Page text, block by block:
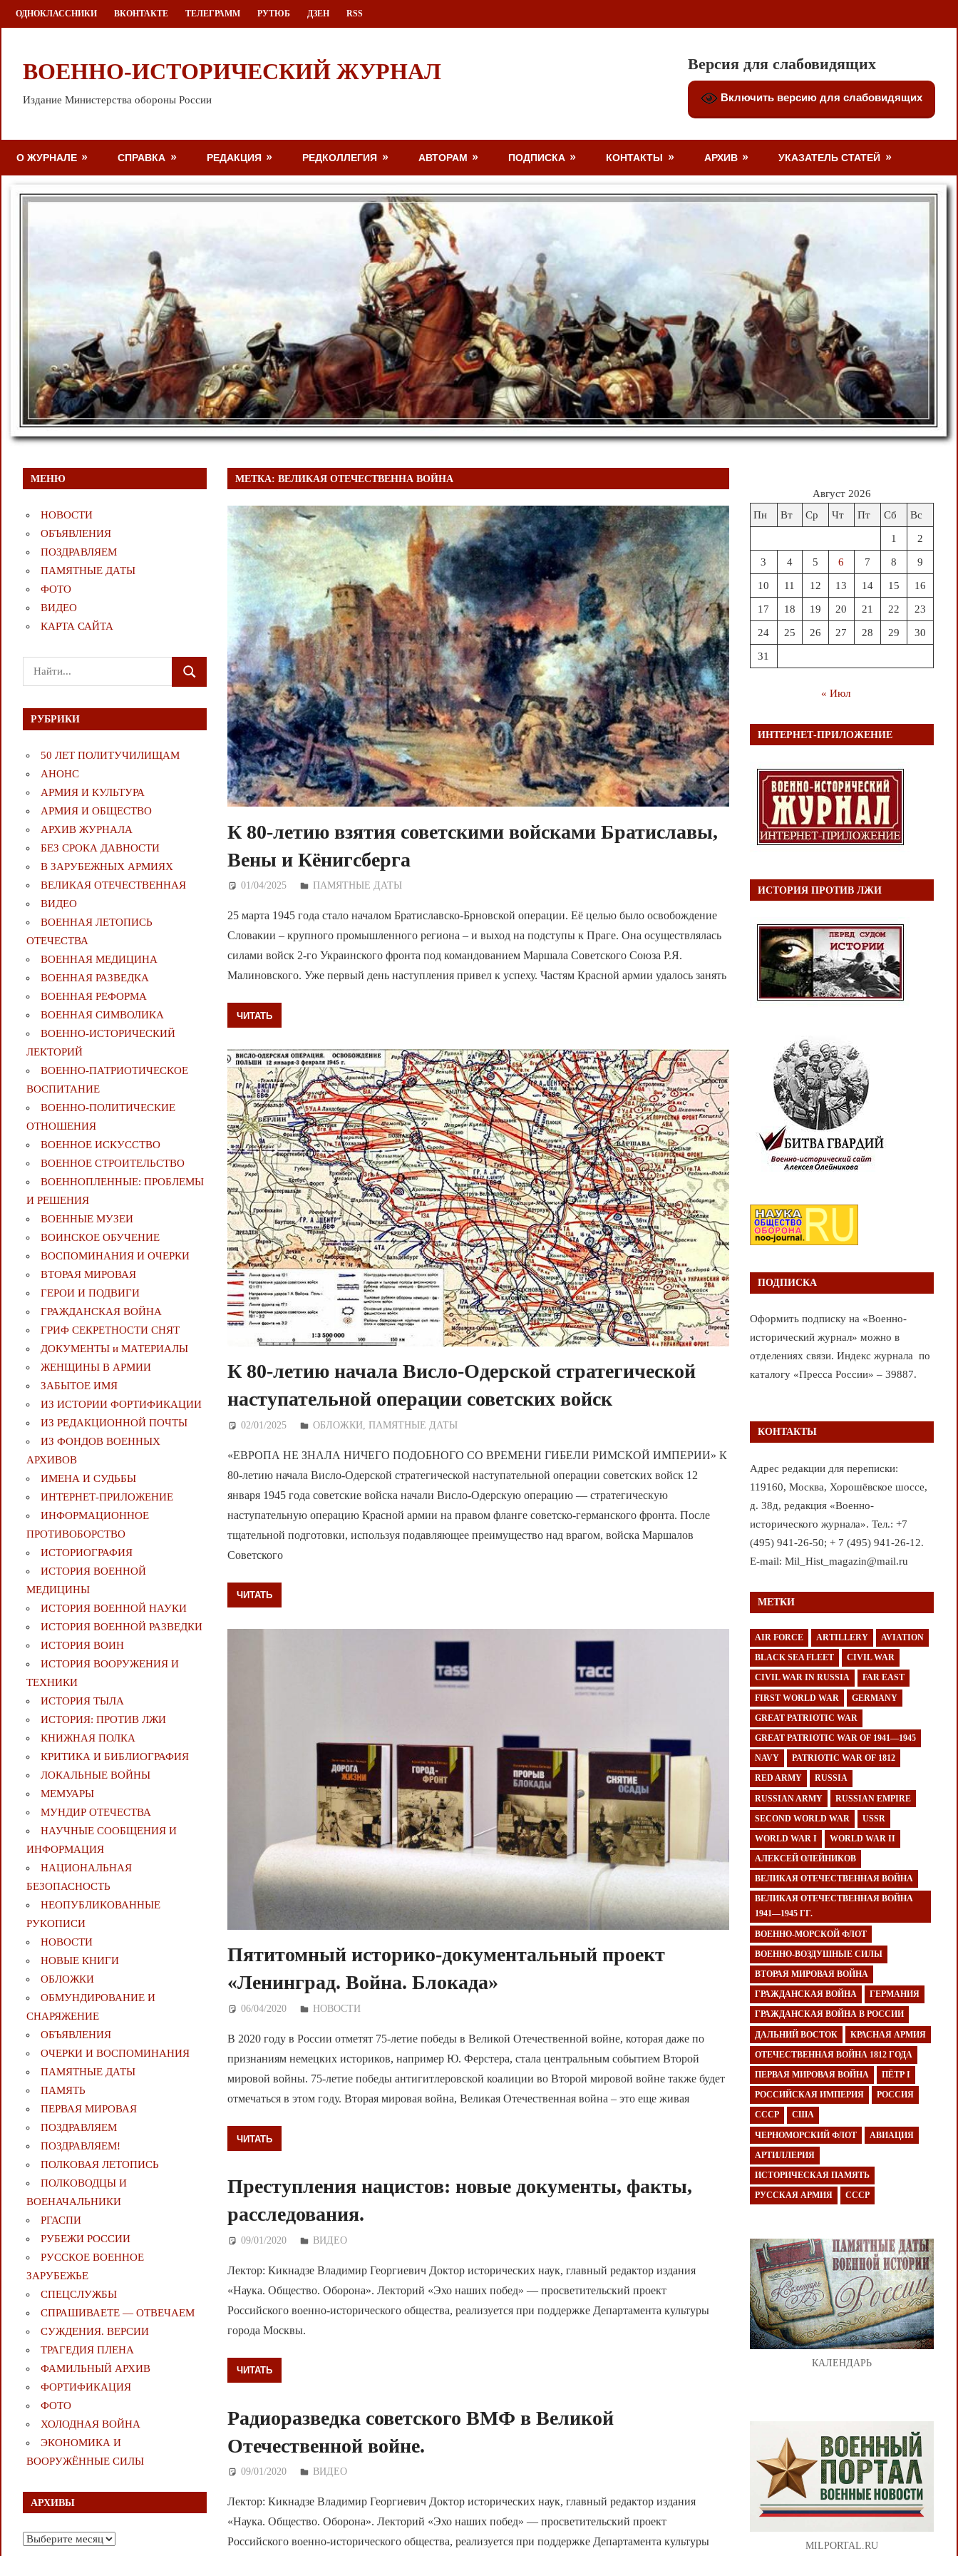
Перейти
к
ОДНОКЛАССНИКИ ВКОНТАКТЕ ТЕЛЕГРАММ РУТЮБ ДЗЕН RSS
ВОЕННО-ИСТОРИЧЕСКИЙ ЖУРНАЛ
Издание Министерства обороны России
Версия для слабовидящих
Включить версию для слабовидящих
О ЖУРНАЛЕ СПРАВКА РЕДАКЦИЯ РЕДКОЛЛЕГИЯ АВТОРАМ ПОДПИСКА КОНТАКТЫ АРХИВ УКАЗАТЕЛЬ СТАТЕЙ
МЕТКА:ВЕЛИКАЯ ОТЕЧЕСТВЕННА ВОЙНА
К 80-летию взятия советскими войсками Братиславы,
Вены и Кёнигсберга
01/04/2025 Дежурный по Редакции
ПАМЯТНЫЕ ДАТЫ
25 марта 1945 года стало началом Братиславско-Брновской операции. Её целью было освобождение
Словакии – крупного промышленного региона – и выход на подступы к Праге. Она осуществлялась
силами войск 2-го Украинского фронта под командованием Маршала Советского Союза Р.Я.
Малиновского. Уже первый день наступления привел к успеху. Частям Красной армии удалось занять
ЧИТАТЬ
К 80-летию начала Висло-Одерской стратегической
наступательной операции советских войск
02/01/2025 Дежурный по Редакции
ОБЛОЖКИ, ПАМЯТНЫЕ ДАТЫ
«ЕВРОПА НЕ ЗНАЛА НИЧЕГО ПОДОБНОГО СО ВРЕМЕНИ ГИБЕЛИ РИМСКОЙ ИМПЕРИИ» К
80-летию начала Висло-Одерской стратегической наступательной операции советских войск 12
января 1945 года советские войска начали Висло-Одерскую операцию — стратегическую
наступательную операцию Красной армии на правом фланге советско-германского фронта. После
тщательной подготовки, используя подавляющее преимущество над врагом, войска Маршалов
Советского
ЧИТАТЬ
Пятитомный историко-документальный проект
«Ленинград. Война. Блокада»
06/04/2020 Дежурный по Редакции
НОВОСТИ
В 2020 году в России отметят 75-летие победы в Великой Отечественной войне, которая даже по
признаниям немецких историков, например Ю. Ферстера, стала центральным событием Второй
мировой войны. 75-летие победы антигитлеровской коалиции во Второй мировой войне также будет
отмечаться в этом году. Вторая мировая война, Великая Отечественная война – это еще живая
ЧИТАТЬ
Преступления нацистов: новые документы, факты,
расследования.
09/01/2020 Дежурный по Редакции
ВИДЕО
Лектор: Кикнадзе Владимир Георгиевич Доктор исторических наук, главный редактор издания
«Наука. Общество. Оборона». Лекторий «Эхо наших побед» — просветительский проект
Российского военно-исторического общества, реализуется при поддержке Департамента культуры
города Москвы.
ЧИТАТЬ
Радиоразведка советского ВМФ в Великой
Отечественной войне.
09/01/2020 Дежурный по Редакции
ВИДЕО
Лектор: Кикнадзе Владимир Георгиевич Доктор исторических наук, главный редактор издания
«Наука. Общество. Оборона». Лекторий «Эхо наших побед» — просветительский проект
Российского военно-исторического общества, реализуется при поддержке Департамента культуры
МЕНЮ
НОВОСТИ
ОБЪЯВЛЕНИЯ
ПОЗДРАВЛЯЕМ
ПАМЯТНЫЕ ДАТЫ
ФОТО
ВИДЕО
КАРТА САЙТА
Поиск
для:
ПОИСК
РУБРИКИ
50 ЛЕТ ПОЛИТУЧИЛИЩАМ
АНОНС
АРМИЯ И КУЛЬТУРА
АРМИЯ И ОБЩЕСТВО
АРХИВ ЖУРНАЛА
БЕЗ СРОКА ДАВНОСТИ
В ЗАРУБЕЖНЫХ АРМИЯХ
ВЕЛИКАЯ ОТЕЧЕСТВЕННАЯ
ВИДЕО
ВОЕННАЯ ЛЕТОПИСЬ
ОТЕЧЕСТВА
ВОЕННАЯ МЕДИЦИНА
ВОЕННАЯ РАЗВЕДКА
ВОЕННАЯ РЕФОРМА
ВОЕННАЯ СИМВОЛИКА
ВОЕННО-ИСТОРИЧЕСКИЙ
ЛЕКТОРИЙ
ВОЕННО-ПАТРИОТИЧЕСКОЕ
ВОСПИТАНИЕ
ВОЕННО-ПОЛИТИЧЕСКИE
ОТНОШЕНИЯ
ВОЕННОЕ ИСКУССТВО
ВОЕННОЕ СТРОИТЕЛЬСТВО
ВОЕННОПЛЕННЫЕ: ПРОБЛЕМЫ
И РЕШЕНИЯ
ВОЕННЫЕ МУЗЕИ
ВОИНСКОЕ ОБУЧЕНИЕ
ВОСПОМИНАНИЯ И ОЧЕРКИ
ВТОРАЯ МИРОВАЯ
ГЕРОИ И ПОДВИГИ
ГРАЖДАНСКАЯ ВОЙНА
ГРИФ СЕКРЕТНОСТИ СНЯТ
ДОКУМЕНТЫ и МАТЕРИАЛЫ
ЖЕНЩИНЫ В АРМИИ
ЗАБЫТОЕ ИМЯ
ИЗ ИСТОРИИ ФОРТИФИКАЦИИ
ИЗ РЕДАКЦИОННОЙ ПОЧТЫ
ИЗ ФОНДОВ ВОЕННЫХ
АРХИВОВ
ИМЕНА И СУДЬБЫ
ИНТЕРНЕТ-ПРИЛОЖЕНИЕ
ИНФОРМАЦИОННОЕ
ПРОТИВОБОРСТВО
ИСТОРИОГРАФИЯ
ИСТОРИЯ ВОЕННОЙ
МЕДИЦИНЫ
ИСТОРИЯ ВОЕННОЙ НАУКИ
ИСТОРИЯ ВОЕННОЙ РАЗВЕДКИ
ИСТОРИЯ ВОИН
ИСТОРИЯ ВООРУЖЕНИЯ И
ТЕХНИКИ
ИСТОРИЯ ТЫЛА
ИСТОРИЯ: ПРОТИВ ЛЖИ
КНИЖНАЯ ПОЛКА
КРИТИКА И БИБЛИОГРАФИЯ
ЛОКАЛЬНЫЕ ВОЙНЫ
МЕМУАРЫ
МУНДИР ОТЕЧЕСТВА
НАУЧНЫЕ СООБЩЕНИЯ И
ИНФОРМАЦИЯ
НАЦИОНАЛЬНАЯ
БЕЗОПАСНОСТЬ
НЕОПУБЛИКОВАННЫЕ
РУКОПИСИ
НОВОСТИ
НОВЫЕ КНИГИ
ОБЛОЖКИ
ОБМУНДИРОВАНИЕ И
СНАРЯЖЕНИЕ
ОБЪЯВЛЕНИЯ
ОЧЕРКИ И ВОСПОМИНАНИЯ
ПАМЯТНЫЕ ДАТЫ
ПАМЯТЬ
ПЕРВАЯ МИРОВАЯ
ПОЗДРАВЛЯЕМ
ПОЗДРАВЛЯЕМ!
ПОЛКОВАЯ ЛЕТОПИСЬ
ПОЛКОВОДЦЫ И
ВОЕНАЧАЛЬНИКИ
РГАСПИ
РУБЕЖИ РОССИИ
РУССКОЕ ВОЕННОЕ
ЗАРУБЕЖЬЕ
СПЕЦСЛУЖБЫ
СПРАШИВАЕТЕ — ОТВЕЧАЕМ
СУЖДЕНИЯ. ВЕРСИИ
ТРАГЕДИЯ ПЛЕНА
ФАМИЛЬНЫЙ АРХИВ
ФОРТИФИКАЦИЯ
ФОТО
ХОЛОДНАЯ ВОЙНА
ЭКОНОМИКА И
ВООРУЖЁННЫЕ СИЛЫ
АРХИВЫ
Архивы
Август 2026
Пн
Вт Ср Чт Пт Сб Вс
1 2
3 4 5 6 7 8 9
10 11 12 13 14 15 16
17 18 19 20 21 22 23
24 25 26 27 28 29 30
31
« Июл
ИНТЕРНЕТ-ПРИЛОЖЕНИЕ
ИСТОРИЯ ПРОТИВ ЛЖИ
ПОДПИСКА
Оформить подписку на «Военно-
исторический журнал» можно в
отделениях связи. Индекс журнала по
каталогу «Пресса России» – 39887.
КОНТАКТЫ
Адрес редакции для переписки:
119160, Москва, Хорошёвское шоссе,
д. 38д, редакция «Военно-
исторического журнала». Тел.: +7
(495) 941-26-50; + 7 (495) 941-26-12.
E-mail: Mil_Hist_magazin@mail.ru
МЕТКИ
AIR FORCE ARTILLERY AVIATION
BLACK SEA FLEET CIVIL WAR
CIVIL WAR IN RUSSIA FAR EAST
FIRST WORLD WAR GERMANY
GREAT PATRIOTIC WAR
GREAT PATRIOTIC WAR OF 1941—1945
NAVY PATRIOTIC WAR OF 1812
RED ARMY RUSSIA
RUSSIAN ARMY RUSSIAN EMPIRE
SECOND WORLD WAR USSR
WORLD WAR I WORLD WAR II
АЛЕКСЕЙ ОЛЕЙНИКОВ
ВЕЛИКАЯ ОТЕЧЕСТВЕННАЯ ВОЙНА
ВЕЛИКАЯ ОТЕЧЕСТВЕННАЯ ВОЙНА
1941—1945 ГГ.
ВОЕННО-МОРСКОЙ ФЛОТ
ВОЕННО-ВОЗДУШНЫЕ СИЛЫ
ВТОРАЯ МИРОВАЯ ВОЙНА
ГРАЖДАНСКАЯ ВОЙНА ГЕРМАНИЯ
ГРАЖДАНСКАЯ ВОЙНА В РОССИИ
ДАЛЬНИЙ ВОСТОК КРАСНАЯ АРМИЯ
ОТЕЧЕСТВЕННАЯ ВОЙНА 1812 ГОДА
ПЕРВАЯ МИРОВАЯ ВОЙНА ПЁТР I
РОССИЙСКАЯ ИМПЕРИЯ РОССИЯ
СССР США
ЧЕРНОМОРСКИЙ ФЛОТ АВИАЦИЯ
АРТИЛЛЕРИЯ
ИСТОРИЧЕСКАЯ ПАМЯТЬ
РУССКАЯ АРМИЯ СССР
КАЛЕНДАРЬ
MILPORTAL.RU